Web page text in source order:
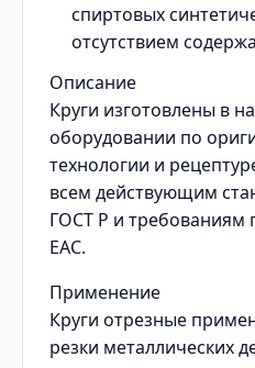
спиртовых
отсутствием
Описание
Круги изготовлены в
оборудовании по
технологии и
всем действующим
ГОСТ Р и требованиям
ЕАС.
Применение
Круги отрезные
резки металлических